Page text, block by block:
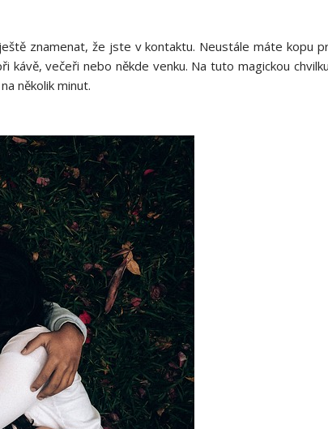
znamenat, že jste v kontaktu. Neustále máte kopu
večeři nebo někde venku. Na tuto magickou
několik minut.